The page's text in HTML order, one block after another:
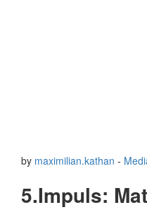
by maximilian.kathan -
5.Impuls: